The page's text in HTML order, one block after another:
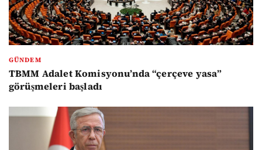
GÜNDEM
TBMM Adalet Komisyonu’nda “çerçeve yasa”
görüşmeleri başladı